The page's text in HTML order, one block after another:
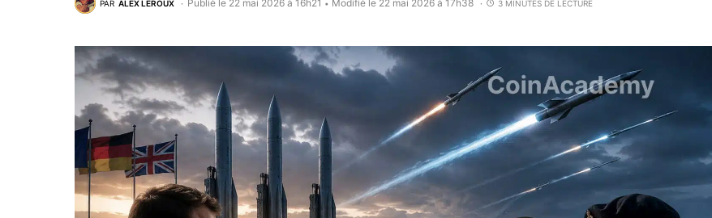
PAR ALEX LEROUX Publié le 22 mai 2026 à 16h21 • Modifié le 22 mai 2026 à 17h38 3 MINUTES DE LECTURE